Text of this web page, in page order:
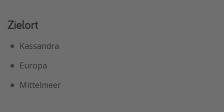
Zielort
Kassandra
Europa
Mittelmeer